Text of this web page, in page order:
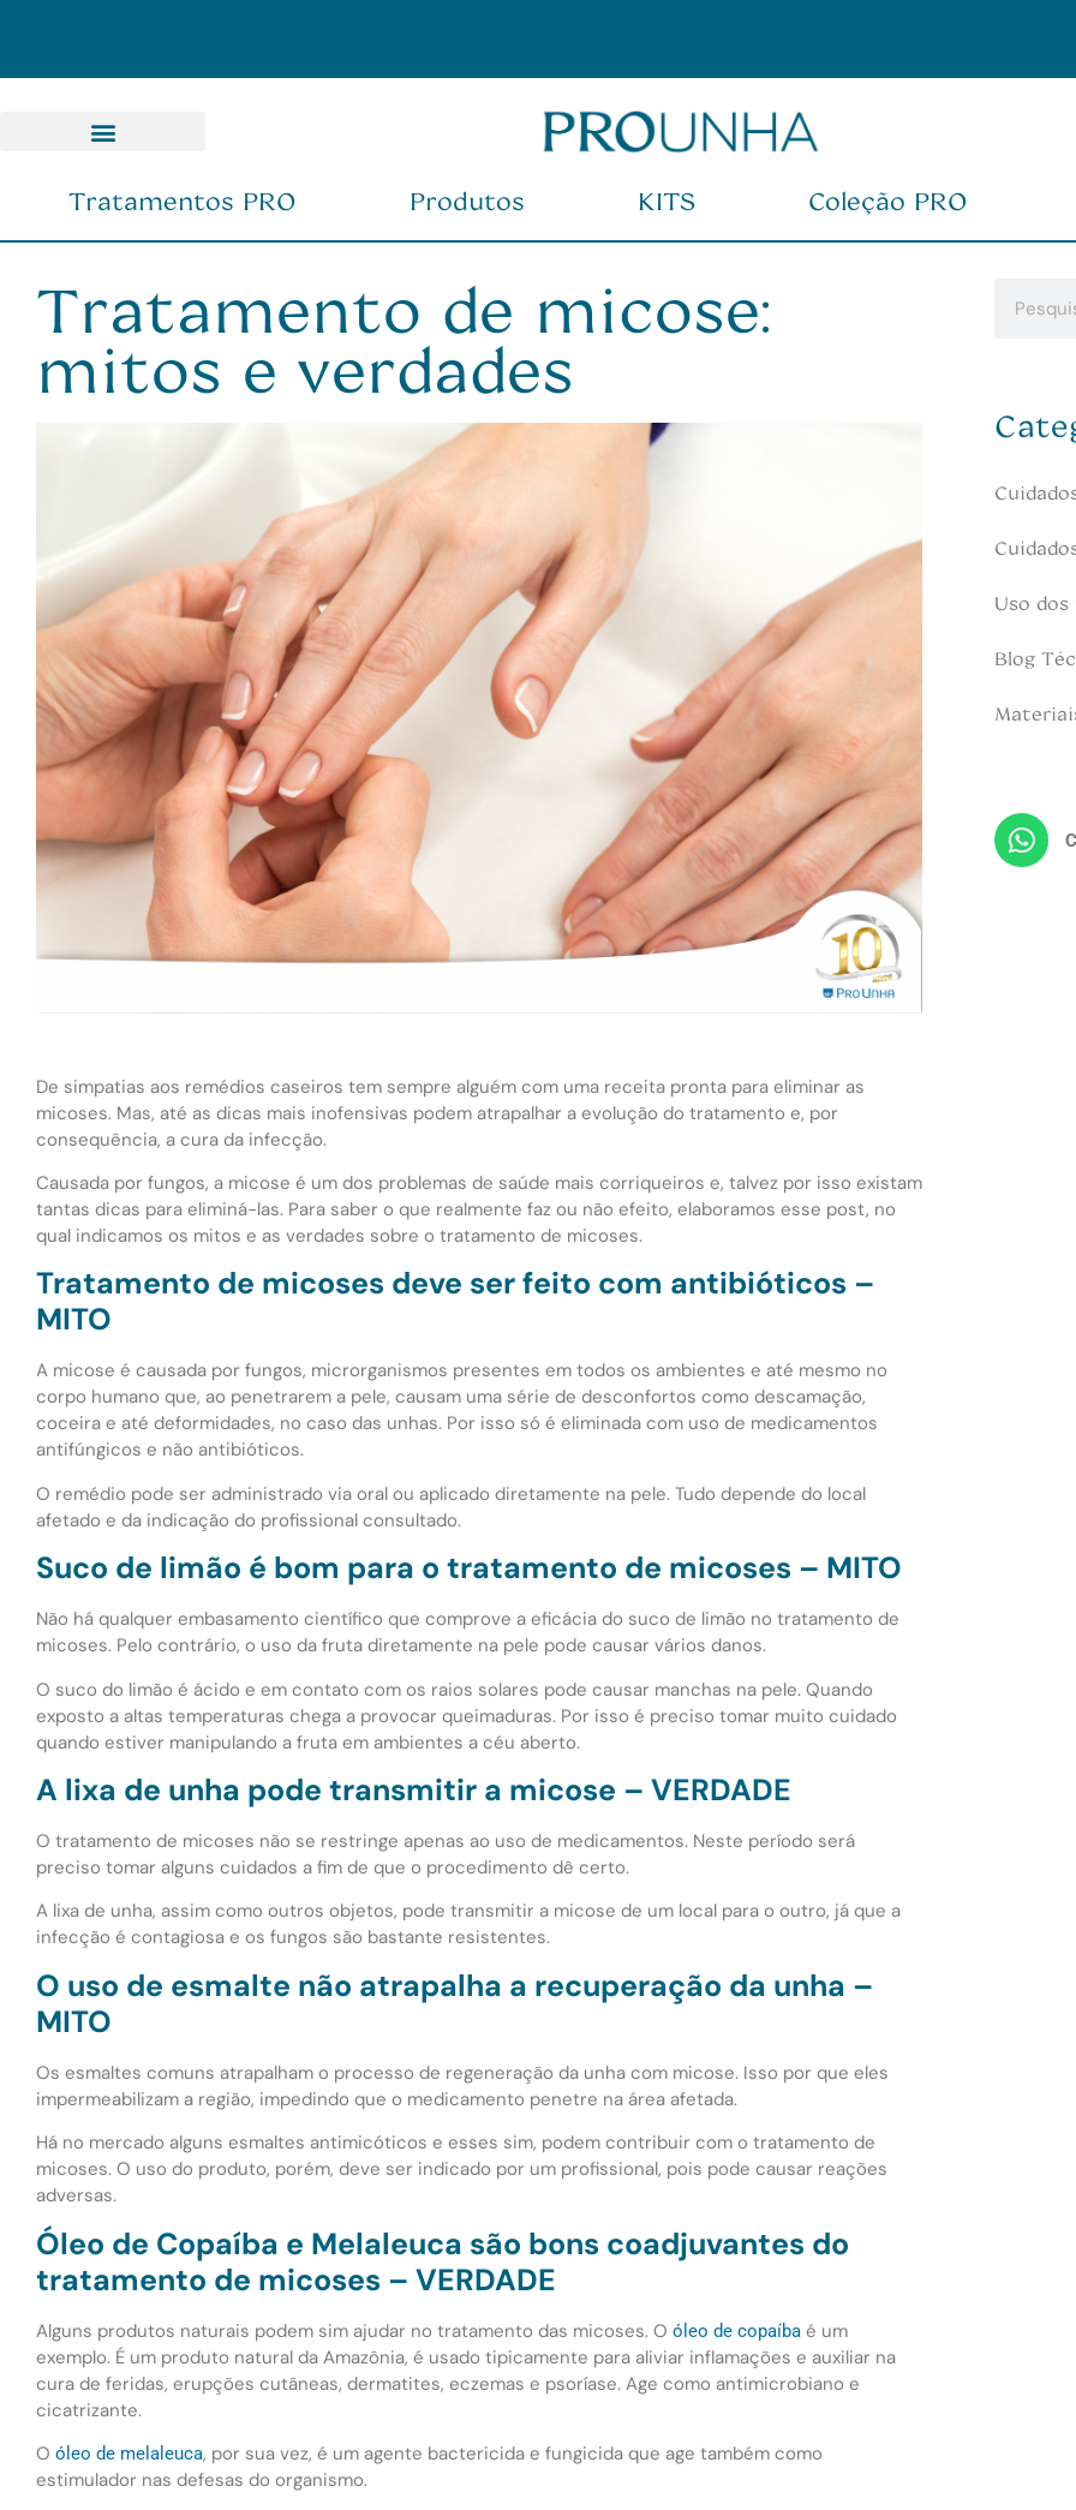
Pagamento Parcelado em até 6X
Tratamentos PRO Produtos KITS Coleção PRO
Tratamento de micose:
mitos e verdades
De simpatias aos remédios caseiros tem sempre alguém com uma receita pronta para eliminar as
micoses. Mas, até as dicas mais inofensivas podem atrapalhar a evolução do tratamento e, por
consequência, a cura da infecção.
Causada por fungos, a micose é um dos problemas de saúde mais corriqueiros e, talvez por isso existam
tantas dicas para eliminá-las. Para saber o que realmente faz ou não efeito, elaboramos esse post, no
qual indicamos os mitos e as verdades sobre o tratamento de micoses.
Tratamento de micoses deve ser feito com antibióticos –
MITO
A micose é causada por fungos, microrganismos presentes em todos os ambientes e até mesmo no
corpo humano que, ao penetrarem a pele, causam uma série de desconfortos como descamação,
coceira e até deformidades, no caso das unhas. Por isso só é eliminada com uso de medicamentos
antifúngicos e não antibióticos.
O remédio pode ser administrado via oral ou aplicado diretamente na pele. Tudo depende do local
afetado e da indicação do profissional consultado.
Suco de limão é bom para o tratamento de micoses – MITO
Não há qualquer embasamento científico que comprove a eficácia do suco de limão no tratamento de
micoses. Pelo contrário, o uso da fruta diretamente na pele pode causar vários danos.
O suco do limão é ácido e em contato com os raios solares pode causar manchas na pele. Quando
exposto a altas temperaturas chega a provocar queimaduras. Por isso é preciso tomar muito cuidado
quando estiver manipulando a fruta em ambientes a céu aberto.
A lixa de unha pode transmitir a micose – VERDADE
O tratamento de micoses não se restringe apenas ao uso de medicamentos. Neste período será
preciso tomar alguns cuidados a fim de que o procedimento dê certo.
A lixa de unha, assim como outros objetos, pode transmitir a micose de um local para o outro, já que a
infecção é contagiosa e os fungos são bastante resistentes.
O uso de esmalte não atrapalha a recuperação da unha –
MITO
Os esmaltes comuns atrapalham o processo de regeneração da unha com micose. Isso por que eles
impermeabilizam a região, impedindo que o medicamento penetre na área afetada.
Há no mercado alguns esmaltes antimicóticos e esses sim, podem contribuir com o tratamento de
micoses. O uso do produto, porém, deve ser indicado por um profissional, pois pode causar reações
adversas.
Óleo de Copaíba e Melaleuca são bons coadjuvantes do
tratamento de micoses – VERDADE
Alguns produtos naturais podem sim ajudar no tratamento das micoses. O óleo de copaíba é um
exemplo. É um produto natural da Amazônia, é usado tipicamente para aliviar inflamações e auxiliar na
cura de feridas, erupções cutâneas, dermatites, eczemas e psoríase. Age como antimicrobiano e
cicatrizante.
O óleo de melaleuca, por sua vez, é um agente bactericida e fungicida que age também como
estimulador nas defesas do organismo.
Uso
Blog